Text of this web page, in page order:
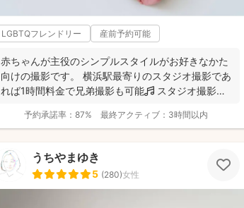
LGBTQフレンドリー 産前予約可能
赤ちゃんが主役のシンプルスタイルがお好きなかた
向けの撮影です。 横浜駅最寄りのスタジオ撮影であ
れば1時間料金で兄弟撮影も可能🎵 スタジオ撮影に
予約承諾率： 87% 最終アクティブ： 3時間以内
うちやまゆき
5 (280)女性